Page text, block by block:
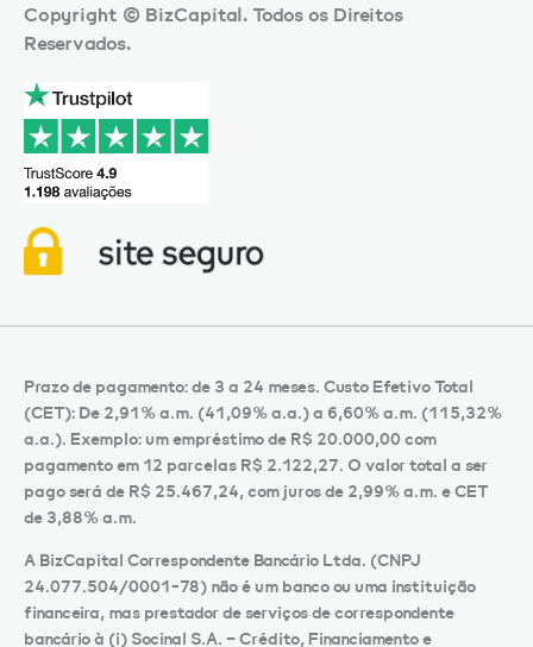
Copyright © BizCapital. Todos os Direitos
Reservados.
Prazo de pagamento: de 3 a 24 meses. Custo Efetivo Total
(CET): De 2,91% a.m. (41,09% a.a.) a 6,60% a.m. (115,32%
a.a.). Exemplo: um empréstimo de R$ 20.000,00 com
pagamento em 12 parcelas R$ 2.122,27. O valor total a ser
pago será de R$ 25.467,24, com juros de 2,99% a.m. e CET
de 3,88% a.m.
A BizCapital Correspondente Bancário Ltda. (CNPJ
24.077.504/0001-78) não é um banco ou uma instituição
financeira, mas prestador de serviços de correspondente
bancário à (i) Socinal S.A. – Crédito, Financiamento e